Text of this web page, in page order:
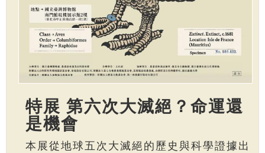
特展 第六次大滅絕？命運還
是機會
本展從地球五次大滅絕的歷史與科學證據出